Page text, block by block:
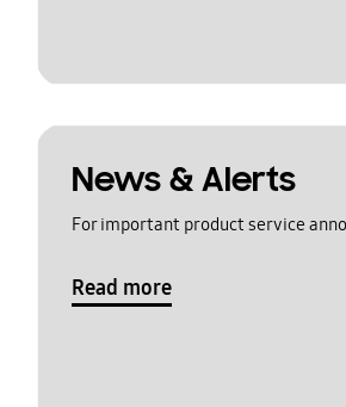
News & Alerts
For important product service
Read more